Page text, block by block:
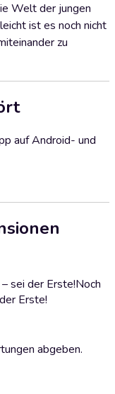
Welt der jungen
ist es noch nicht
zu
auf Android- und
sei der Erste!Noch
Erste!
abgeben.